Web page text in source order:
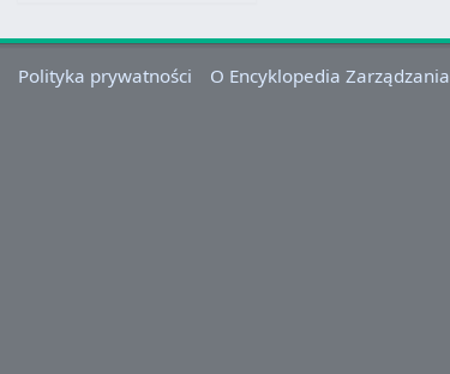
Polityka prywatności O Encyklopedia Zarządzania